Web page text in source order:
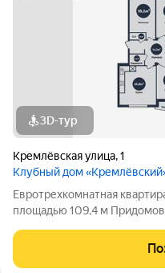
3D-тур
Кремлёвская улица,1
Клубный дом
Евротрехкомнатная
площадью 109,4 м
паркинг на 53 парковочных
work-out и business lounge